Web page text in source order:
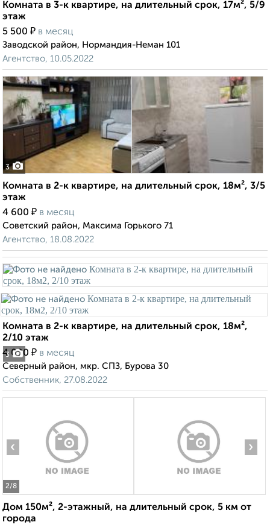
Комната в 3-к квартире, на длительный срок, 17м², 5/9
этаж
5 500 ₽ в месяц
Заводской район, Нормандия-Неман 101
Агентство, 10.05.2022
3
Комната в 2-к квартире, на длительный срок, 18м², 3/5
этаж
4 600 ₽ в месяц
Советский район, Максима Горького 71
Агентство, 18.08.2022
3
Комната в 2-к квартире, на длительный срок, 18м²,
2/10 этаж
4 000 ₽ в месяц
Северный район, мкр. СПЗ, Бурова 30
Собственник, 27.08.2022
2/8
‹ ›
Дом 150м², 2-этажный, на длительный срок, 5 км от
города